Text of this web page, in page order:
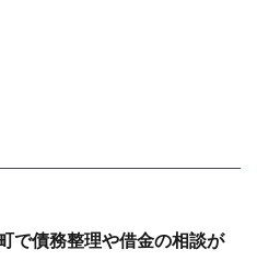
で債務整理や借金の相談が